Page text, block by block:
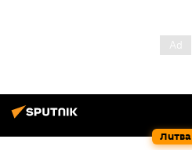
Литва